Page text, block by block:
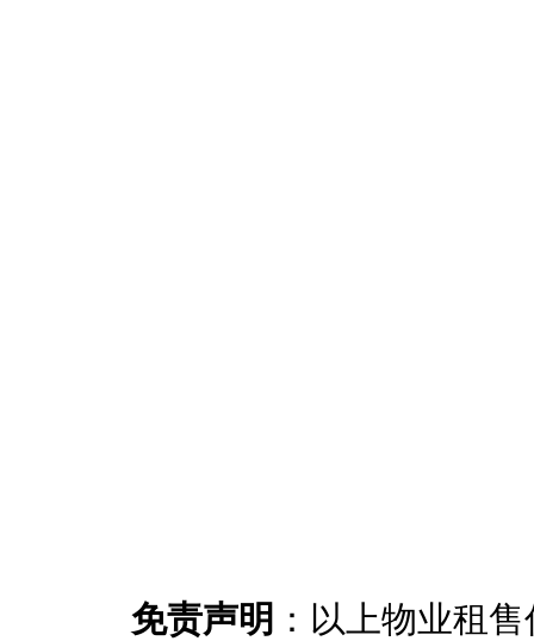
免责声明 ：以上物业租